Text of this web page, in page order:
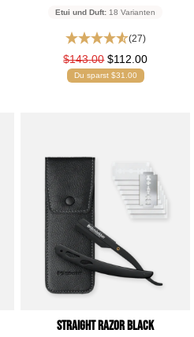
Etui und Duft: 18 Varianten
(27)
$143.00$112.00
Du sparst $31.00
Straight Razor Black